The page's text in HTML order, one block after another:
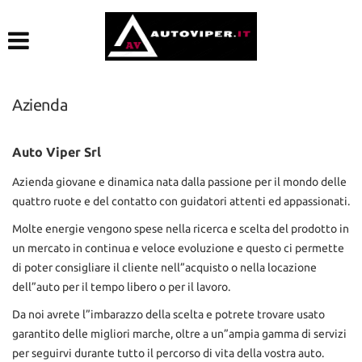
Azienda
Auto Viper Srl
Azienda giovane e dinamica nata dalla passione per il mondo delle
quattro ruote e del contatto con guidatori attenti ed appassionati.
Molte energie vengono spese nella ricerca e scelta del prodotto in
un mercato in continua e veloce evoluzione e questo ci permette
di poter consigliare il cliente nell”acquisto o nella locazione
dell”auto per il tempo libero o per il lavoro.
Da noi avrete l”imbarazzo della scelta e potrete trovare usato
garantito delle migliori marche, oltre a un”ampia gamma di servizi
per seguirvi durante tutto il percorso di vita della vostra auto.
tue
pannello
consente
di
esprimere
tue
preferenze
di
alle
tecnologie
di